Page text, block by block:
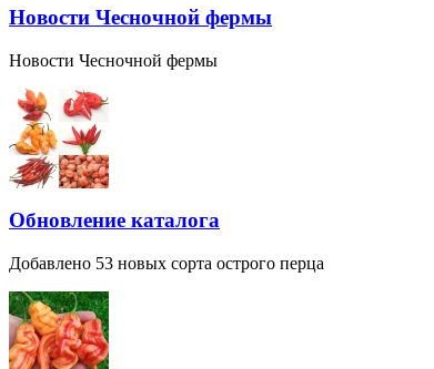
Новости Чесночной фермы
Новости Чесночной фермы
Обновление каталога
Добавлено 53 новых сорта острого перца